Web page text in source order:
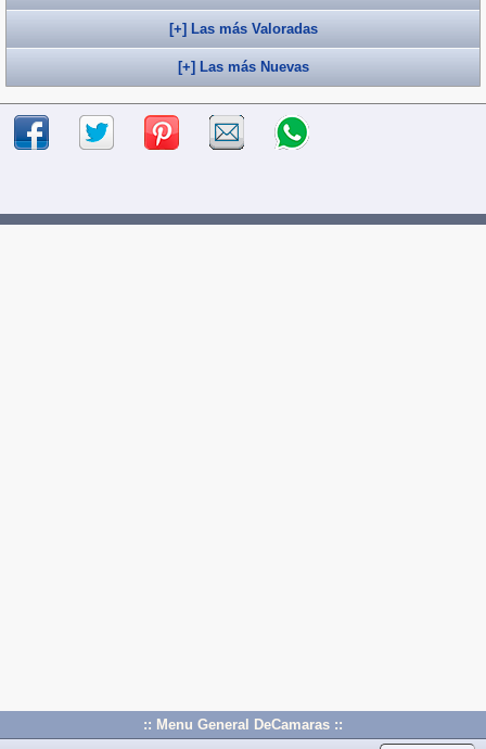
[+] Las más Valoradas
[+] Las más Nuevas
:: Menu General DeCamaras ::